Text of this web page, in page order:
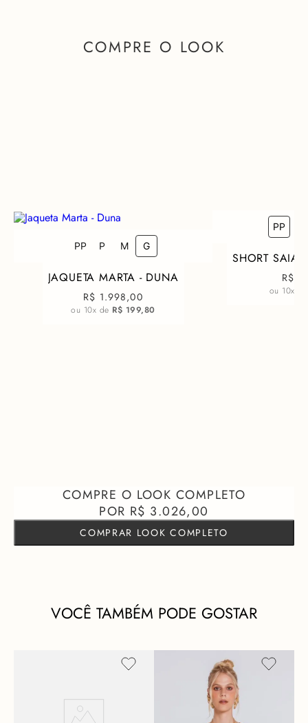
COMPRE O LOOK
COMO FICA EM MIM?
PP P M G
JAQUETA MARTA - DUNA
R$ 1.998,00
ou 10x de R$ 199,80
PP
SHORT SAIA
R$
ou 10x
R$ 3.026,00
COMPRAR LOOK COMPLETO
VOCÊ TAMBÉM PODE GOSTAR